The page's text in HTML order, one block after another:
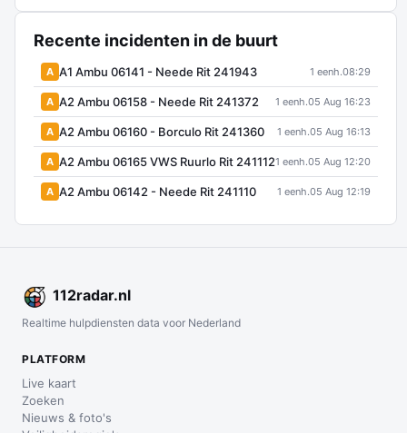
Recente incidenten in de buurt
A A1 Ambu 06141 - Neede Rit 241943 1 eenh.08:29
A A2 Ambu 06158 - Neede Rit 241372 1 eenh.05 Aug 16:23
A A2 Ambu 06160 - Borculo Rit 241360 1 eenh.05 Aug 16:13
A A2 Ambu 06165 VWS Ruurlo Rit 2411121 eenh.05 Aug 12:20
A A2 Ambu 06142 - Neede Rit 241110 1 eenh.05 Aug 12:19
112radar.nl
Realtime hulpdiensten data voor Nederland
PLATFORM
Live kaart
Zoeken
Nieuws & foto's